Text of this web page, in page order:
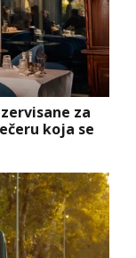
za
koja se